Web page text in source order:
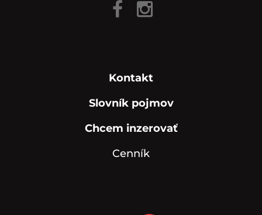
Kontakt
Slovník pojmov
Chcem inzerovať
Cenník